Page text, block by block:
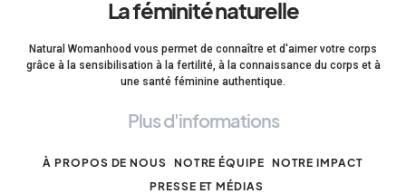
La féminité naturelle
Natural Womanhood vous permet de connaître et d'aimer votre corps
grâce à la sensibilisation à la fertilité, à la connaissance du corps et à
une santé féminine authentique.
Plus d'informations
À PROPOS DE NOUS NOTRE ÉQUIPE NOTRE IMPACT
PRESSE ET MÉDIAS